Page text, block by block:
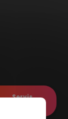
Servis